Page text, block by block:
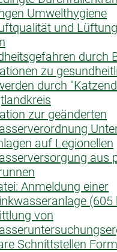
Umwelthygiene
und
durch
zu
durch
zur geänderten
auf Legionellen
aus
Anmeldung einer
(605
von
Schnittstellen